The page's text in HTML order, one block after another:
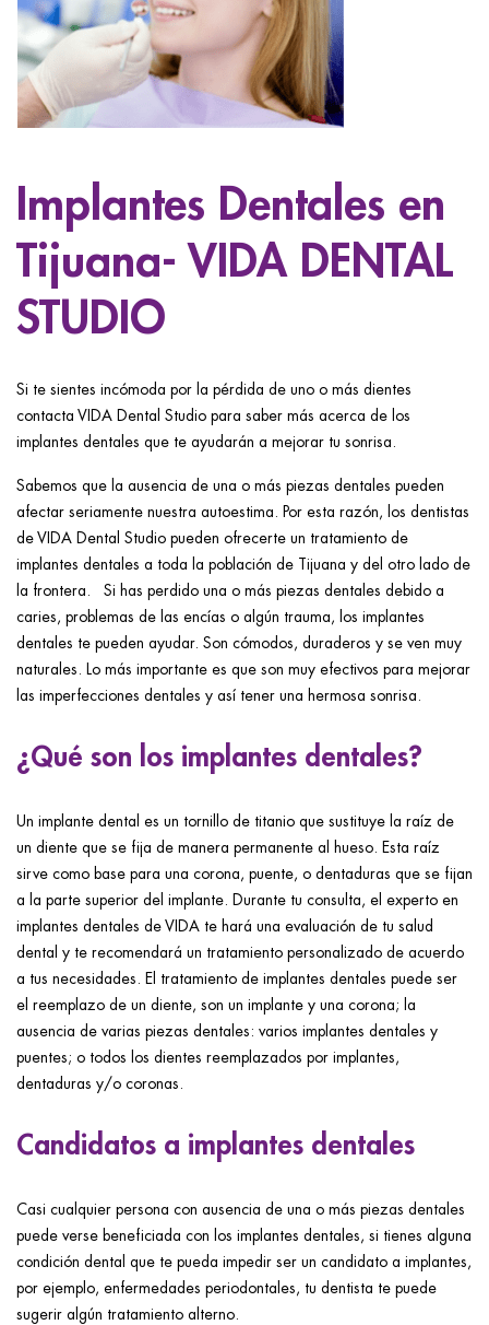
menu
menu
menu
Implantes Dentales en
Tijuana- VIDA DENTAL
STUDIO
Si te sientes incómoda por la pérdida de uno o más dientes
contacta VIDA Dental Studio para saber más acerca de los
implantes dentales que te ayudarán a mejorar tu sonrisa.
Sabemos que la ausencia de una o más piezas dentales pueden
afectar seriamente nuestra autoestima. Por esta razón, los dentistas
de VIDA Dental Studio pueden ofrecerte un tratamiento de
implantes dentales a toda la población de Tijuana y del otro lado de
la frontera. Si has perdido una o más piezas dentales debido a
caries, problemas de las encías o algún trauma, los implantes
dentales te pueden ayudar. Son cómodos, duraderos y se ven muy
naturales. Lo más importante es que son muy efectivos para mejorar
las imperfecciones dentales y así tener una hermosa sonrisa.
¿Qué son los implantes dentales?
Un implante dental es un tornillo de titanio que sustituye la raíz de
un diente que se fija de manera permanente al hueso. Esta raíz
sirve como base para una corona, puente, o dentaduras que se fijan
a la parte superior del implante. Durante tu consulta, el experto en
implantes dentales de VIDA te hará una evaluación de tu salud
dental y te recomendará un tratamiento personalizado de acuerdo
a tus necesidades. El tratamiento de implantes dentales puede ser
el reemplazo de un diente, son un implante y una corona; la
ausencia de varias piezas dentales: varios implantes dentales y
puentes; o todos los dientes reemplazados por implantes,
dentaduras y/o coronas.
Candidatos a implantes dentales
Casi cualquier persona con ausencia de una o más piezas dentales
puede verse beneficiada con los implantes dentales, si tienes alguna
condición dental que te pueda impedir ser un candidato a implantes,
por ejemplo, enfermedades periodontales, tu dentista te puede
sugerir algún tratamiento alterno.